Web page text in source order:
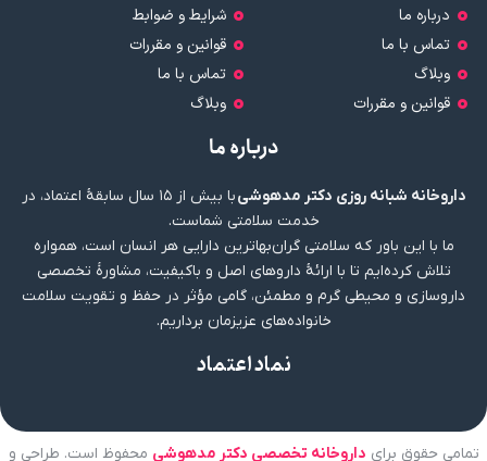
درباره ما
تماس با ما
وبلاگ
قوانین و مقررات
شرایط و ضوابط
قوانین و مقررات
تماس با ما
وبلاگ
درباره ما
داروخانه شبانه روزی دکتر مدهوشی
با بیش از ۱۵ سال سابقهٔ اعتماد، در
خدمت سلامتی شماست.
ما با این باور که سلامتی گران‌بهاترین دارایی هر انسان است، همواره
تلاش کرده‌ایم تا با ارائهٔ داروهای اصل و باکیفیت، مشاورهٔ تخصصی
داروسازی و محیطی گرم و مطمئن، گامی مؤثر در حفظ و تقویت سلامت
خانواده‌های عزیزمان برداریم.
نماد اعتماد
تمامی حقوق برای داروخانه تخصصی دکتر مدهوشی محفوظ است. طراحی و